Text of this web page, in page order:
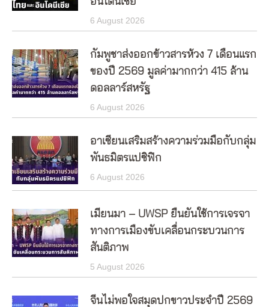
6 August 2026
กัมพูชาส่งออกข้าวสารห้วง 7 เดือนแรก
ของปี 2569 มูลค่ามากกว่า 415 ล้าน
ดอลลาร์สหรัฐ
6 August 2026
อาเซียนเสริมสร้างความร่วมมือกับกลุ่ม
พันธมิตรแปซิฟิก
6 August 2026
เมียนมา – UWSP ยืนยันใช้การเจรจา
ทางการเมืองขับเคลื่อนกระบวนการ
สันติภาพ
5 August 2026
จีนไม่พอใจสมุดปกขาวประจำปี 2569